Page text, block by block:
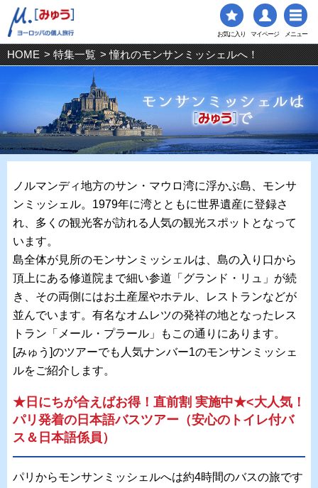
お気に入り マイページ メニュー
HOME >特集一覧 > 憧れのモンサンミッシェルへ！
ノルマンディ地方のサン・マウロ湾に浮かぶ島、モンサ
ンミッシェル。1979年に湾とともに世界遺産に登録さ
れ、多くの観光客が訪れる人気の観光スポットとなって
います。
島全体が見所のモンサンミッシェルは、島の入り口から
頂上にある修道院まで細い参道「グランド・リュ」が続
き、その両側にはお土産屋やホテル、レストランなどが
並んでいます。有名なオムレツの発祥の地となったレス
トラン「メール・プラール」もこの通りにあります。
[みゅう]のツアーでも人気ナンバー1のモンサンミッシェ
ルをご紹介します。
★日にちが合えばお得！直前割 実施中★<大人気！
パリ発着の日本語バスツアー（安心のトイレ付バ
ス＆日本語係員）
パリからモンサンミッシェルへは約4時間のバスの旅です